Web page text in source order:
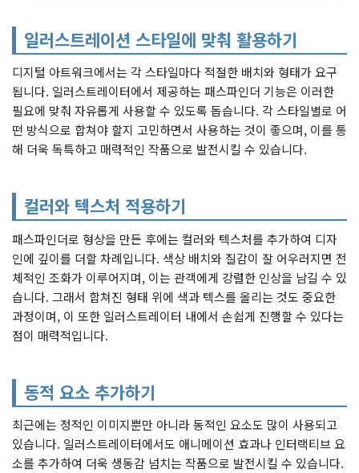
일러스트레이션 스타일에 맞춰 활용하기
디지털 아트워크에서는 각 스타일마다 적절한 배치와 형태가 요구
됩니다. 일러스트레이터에서 제공하는 패스파인더 기능은 이러한
필요에 맞춰 자유롭게 사용할 수 있도록 돕습니다. 각 스타일별로 어
떤 방식으로 합쳐야 할지 고민하면서 사용하는 것이 좋으며, 이를 통
해 더욱 독특하고 매력적인 작품으로 발전시킬 수 있습니다.
컬러와 텍스처 적용하기
패스파인더로 형상을 만든 후에는 컬러와 텍스처를 추가하여 디자
인에 깊이를 더할 차례입니다. 색상 배치와 질감이 잘 어우러지면 전
체적인 조화가 이루어지며, 이는 관객에게 강렬한 인상을 남길 수 있
습니다. 그래서 합쳐진 형태 위에 색과 텍스를 올리는 것도 중요한
과정이며, 이 또한 일러스트레이터 내에서 손쉽게 진행할 수 있다는
점이 매력적입니다.
동적 요소 추가하기
최근에는 정적인 이미지뿐만 아니라 동적인 요소도 많이 사용되고
있습니다. 일러스트레이터에서도 애니메이션 효과나 인터랙티브 요
소를 추가하여 더욱 생동감 넘치는 작품으로 발전시킬 수 있습니다.